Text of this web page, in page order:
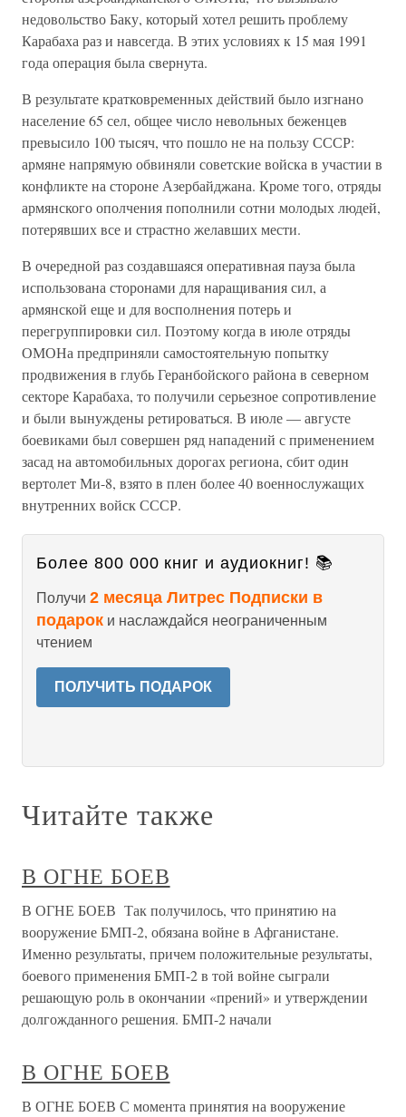
недовольство Баку, который хотел решить проблему
Карабаха раз и навсегда. В этих условиях к 15 мая 1991
года операция была свернута.
В результате кратковременных действий было изгнано
население 65 сел, общее число невольных беженцев
превысило 100 тысяч, что пошло не на пользу СССР:
армяне напрямую обвиняли советские войска в участии в
конфликте на стороне Азербайджана. Кроме того, отряды
армянского ополчения пополнили сотни молодых людей,
потерявших все и страстно желавших мести.
В очередной раз создавшаяся оперативная пауза была
использована сторонами для наращивания сил, а
армянской еще и для восполнения потерь и
перегруппировки сил. Поэтому когда в июле отряды
ОМОНа предприняли самостоятельную попытку
продвижения в глубь Геранбойского района в северном
секторе Карабаха, то получили серьезное сопротивление
и были вынуждены ретироваться. В июле — августе
боевиками был совершен ряд нападений с применением
засад на автомобильных дорогах региона, сбит один
вертолет Ми-8, взято в плен более 40 военнослужащих
внутренних войск СССР.
Более 800 000 книг и аудиокниг! 📚
Получи 2 месяца Литрес Подписки в
подарок и наслаждайся неограниченным
чтением
ПОЛУЧИТЬ ПОДАРОК
Читайте также
В ОГНЕ БОЕВ
В ОГНЕ БОЕВ Так получилось, что принятию на
вооружение БМП-2, обязана войне в Афганистане.
Именно результаты, причем положительные результаты,
боевого применения БМП-2 в той войне сыграли
решающую роль в окончании «прений» и утверждении
долгожданного решения. БМП-2 начали
В ОГНЕ БОЕВ
В ОГНЕ БОЕВ С момента принятия на вооружение